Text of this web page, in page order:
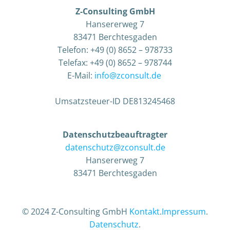
Z-Consulting GmbH
Hansererweg 7
83471 Berchtesgaden
Telefon: +49 (0) 8652 – 978733
Telefax: +49 (0) 8652 – 978744
E-Mail: info@zconsult.de​
Umsatzsteuer-ID DE813245468
Datenschutzbeauftragter
datenschutz@zconsult.de
Hansererweg 7
83471 Berchtesgaden
© 2024 Z-Consulting GmbH Kontakt.Impressum.
Datenschutz.